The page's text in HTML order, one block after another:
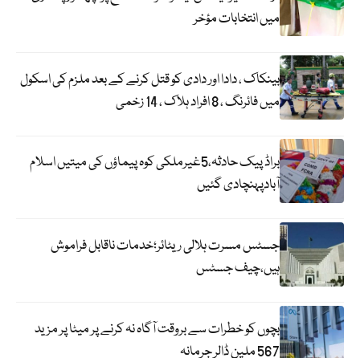
میں انتخابات مؤخر
بینکاک ، دادا اور دادی کو قتل کرنے کے بعد ملزم کی اسکول
میں فائرنگ ، 8 افراد ہلاک ، 14 زخمی
براڈ پیک حادثہ،5غیرملکی کوہ پیماؤں کی میتیں اسلام
آبادپہنچادی گئیں
جسٹس مسرت ہلالی ریٹائر؛خدمات ناقابل فراموش
ہیں،چیف جسٹس
بچوں کو خطرات سے بروقت آگاہ نہ کرنے پر میٹا پر مزید
567 ملین ڈالر جرمانہ